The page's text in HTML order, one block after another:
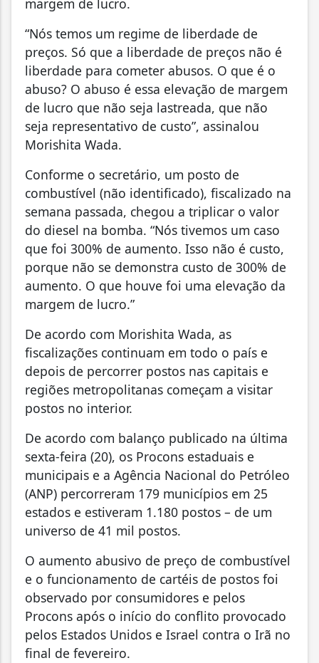
margem de lucro.
“Nós temos um regime de liberdade de
preços. Só que a liberdade de preços não é
liberdade para cometer abusos. O que é o
abuso? O abuso é essa elevação de margem
de lucro que não seja lastreada, que não
seja representativo de custo”, assinalou
Morishita Wada.
Conforme o secretário, um posto de
combustível (não identificado), fiscalizado na
semana passada, chegou a triplicar o valor
do diesel na bomba. “Nós tivemos um caso
que foi 300% de aumento. Isso não é custo,
porque não se demonstra custo de 300% de
aumento. O que houve foi uma elevação da
margem de lucro.”
De acordo com Morishita Wada, as
fiscalizações continuam em todo o país e
depois de percorrer postos nas capitais e
regiões metropolitanas começam a visitar
postos no interior.
De acordo com balanço publicado na última
sexta-feira (20), os Procons estaduais e
municipais e a Agência Nacional do Petróleo
(ANP) percorreram 179 municípios em 25
estados e estiveram 1.180 postos – de um
universo de 41 mil postos.
O aumento abusivo de preço de combustível
e o funcionamento de cartéis de postos foi
observado por consumidores e pelos
Procons após o início do conflito provocado
pelos Estados Unidos e Israel contra o Irã no
final de fevereiro.